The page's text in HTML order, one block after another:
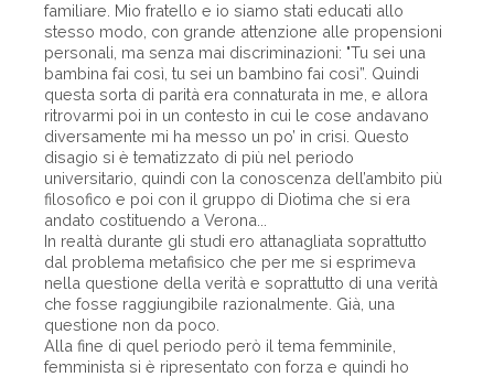
familiare. Mio fratello e io siamo stati educati allo
stesso modo, con grande attenzione alle propensioni
personali, ma senza mai discriminazioni: "Tu sei una
bambina fai così, tu sei un bambino fai così”. Quindi
questa sorta di parità era connaturata in me, e allora
ritrovarmi poi in un contesto in cui le cose andavano
diversamente mi ha messo un po’ in crisi. Questo
disagio si è tematizzato di più nel periodo
universitario, quindi con la conoscenza dell’ambito più
filosofico e poi con il gruppo di Diotima che si era
andato costituendo a Verona...
In realtà durante gli studi ero attanagliata soprattutto
dal problema metafisico che per me si esprimeva
nella questione della verità e soprattutto di una verità
che fosse raggiungibile razionalmente. Già, una
questione non da poco.
Alla fine di quel periodo però il tema femminile,
femminista si è ripresentato con forza e quindi ho